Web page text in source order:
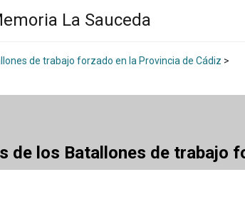
La Sauceda
de trabajo forzado en la Provincia de Cádiz >
de los Batallones de trabajo